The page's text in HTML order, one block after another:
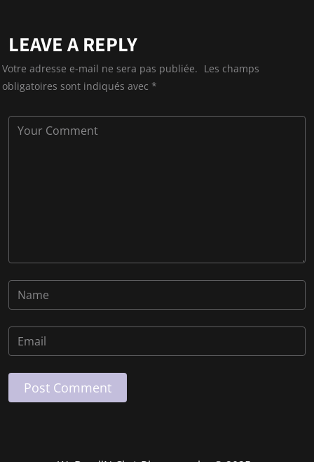
LEAVE A REPLY
Votre adresse e-mail ne sera pas publiée. Les champs
obligatoires sont indiqués avec *
Post Comment